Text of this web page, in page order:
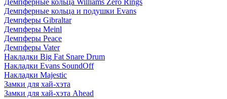
Демпферные кольца Williams Zero Rings
Демпферные кольца и подушки Evans
Демпферы Gibraltar
Демпферы Meinl
Демпферы Peace
Демпферы Vater
Накладки Big Fat Snare Drum
Накладки Evans SoundOff
Накладки Majestic
Замки для хай-хэта
Замки для хай-хэта Ahead